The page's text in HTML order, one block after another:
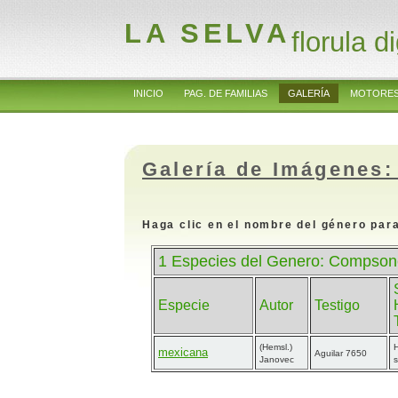
LA SELVAflorula
INICIO PAG. DE FAMILIAS GALERÍA
Galería de
Haga clic en el nombre del género
1 Especies del Genero:
Especie Autor Testigo
mexicana
(Hemsl.)
Janovec
Aguilar 7650